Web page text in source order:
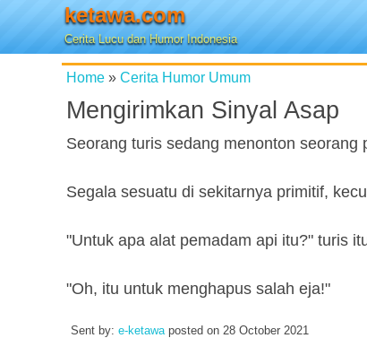
ketawa.com
Cerita Lucu dan Humor Indonesia
Home » Cerita Humor Umum
Mengirimkan Sinyal Asap
Seorang turis sedang menonton
Segala sesuatu di sekitarnya primitif,
"Untuk apa alat pemadam api itu?" turis
"Oh, itu untuk menghapus salah eja!"
Sent by: e-ketawaposted on 28 October 2021